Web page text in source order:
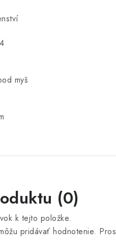
myš
(0)
k tejto položke.
pridávať hodnotenie.